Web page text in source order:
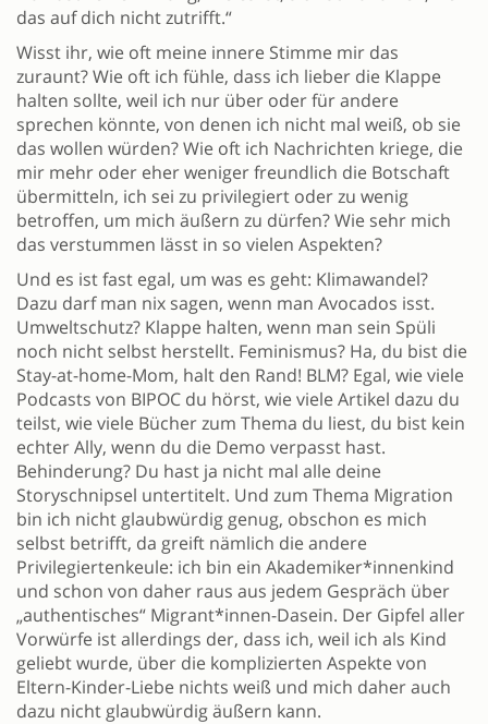
das auf dich nicht zutrifft.“
Wisst ihr, wie oft meine innere Stimme mir das
zuraunt? Wie oft ich fühle, dass ich lieber die Klappe
halten sollte, weil ich nur über oder für andere
sprechen könnte, von denen ich nicht mal weiß, ob sie
das wollen würden? Wie oft ich Nachrichten kriege, die
mir mehr oder eher weniger freundlich die Botschaft
übermitteln, ich sei zu privilegiert oder zu wenig
betroffen, um mich äußern zu dürfen? Wie sehr mich
das verstummen lässt in so vielen Aspekten?
Und es ist fast egal, um was es geht: Klimawandel?
Dazu darf man nix sagen, wenn man Avocados isst.
Umweltschutz? Klappe halten, wenn man sein Spüli
noch nicht selbst herstellt. Feminismus? Ha, du bist die
Stay-at-home-Mom, halt den Rand! BLM? Egal, wie viele
Podcasts von BIPOC du hörst, wie viele Artikel dazu du
teilst, wie viele Bücher zum Thema du liest, du bist kein
echter Ally, wenn du die Demo verpasst hast.
Behinderung? Du hast ja nicht mal alle deine
Storyschnipsel untertitelt. Und zum Thema Migration
bin ich nicht glaubwürdig genug, obschon es mich
selbst betrifft, da greift nämlich die andere
Privilegiertenkeule: ich bin ein Akademiker*innenkind
und schon von daher raus aus jedem Gespräch über
„authentisches“ Migrant*innen-Dasein. Der Gipfel aller
Vorwürfe ist allerdings der, dass ich, weil ich als Kind
geliebt wurde, über die komplizierten Aspekte von
Eltern-Kinder-Liebe nichts weiß und mich daher auch
dazu nicht glaubwürdig äußern kann.